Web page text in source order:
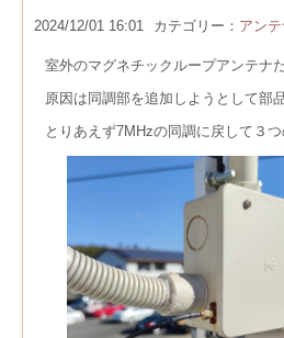
2024/12/01 16:01 カテゴリー： アンテ
室外のマグネチックループアンテナ
原因は同調部を追加しようとして部
とりあえず7MHzの同調に戻して３